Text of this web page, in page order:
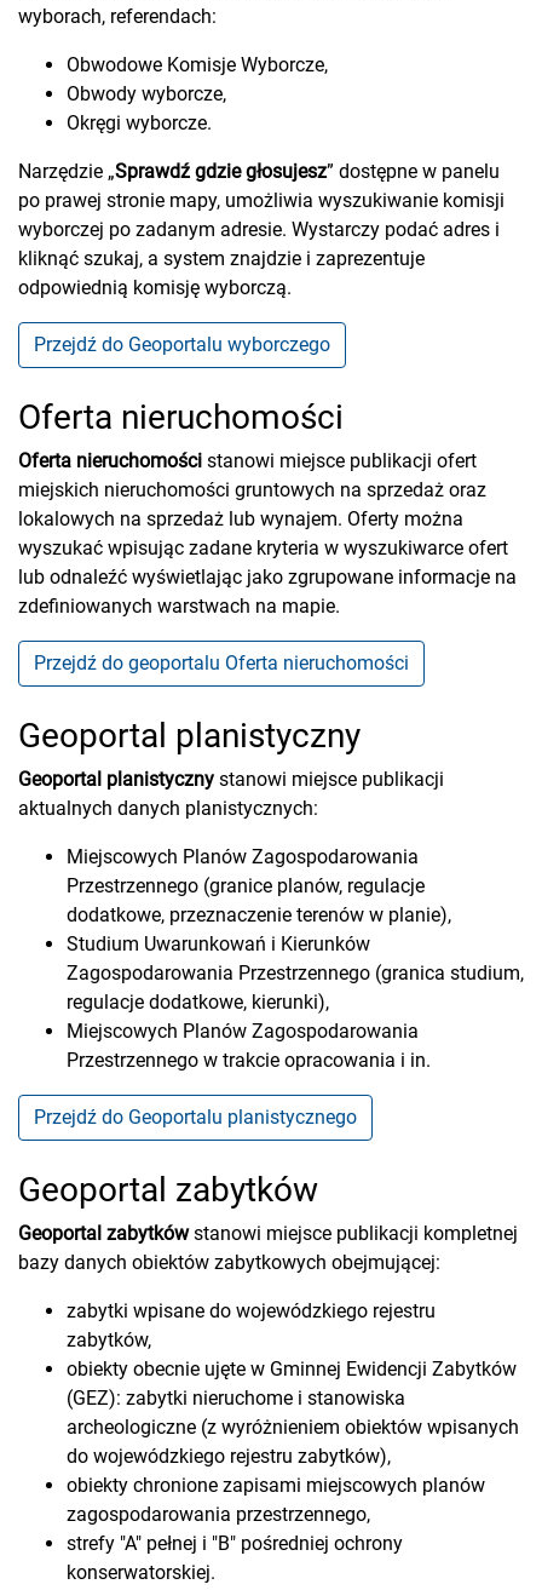
wyborach, referendach:
Obwodowe Komisje Wyborcze,
Obwody wyborcze,
Okręgi wyborcze.
Narzędzie „Sprawdź gdzie głosujesz” dostępne w panelu
po prawej stronie mapy, umożliwia wyszukiwanie komisji
wyborczej po zadanym adresie. Wystarczy podać adres i
kliknąć szukaj, a system znajdzie i zaprezentuje
odpowiednią komisję wyborczą.
Przejdź do Geoportalu wyborczego
Oferta nieruchomości
Oferta nieruchomości stanowi miejsce publikacji ofert
miejskich nieruchomości gruntowych na sprzedaż oraz
lokalowych na sprzedaż lub wynajem. Oferty można
wyszukać wpisując zadane kryteria w wyszukiwarce ofert
lub odnaleźć wyświetlając jako zgrupowane informacje na
zdefiniowanych warstwach na mapie.
Przejdź do geoportalu Oferta nieruchomości
Geoportal planistyczny
Geoportal planistyczny stanowi miejsce publikacji
aktualnych danych planistycznych:
Miejscowych Planów Zagospodarowania
Przestrzennego (granice planów, regulacje
dodatkowe, przeznaczenie terenów w planie),
Studium Uwarunkowań i Kierunków
Zagospodarowania Przestrzennego (granica studium,
regulacje dodatkowe, kierunki),
Miejscowych Planów Zagospodarowania
Przestrzennego w trakcie opracowania i in.
Przejdź do Geoportalu planistycznego
Geoportal zabytków
Geoportal zabytkówstanowi miejsce publikacji kompletnej
bazy danych obiektów zabytkowych obejmującej:
zabytki wpisane do wojewódzkiego rejestru
zabytków,
obiekty obecnie ujęte w Gminnej Ewidencji Zabytków
(GEZ): zabytki nieruchome i stanowiska
archeologiczne (z wyróżnieniem obiektów wpisanych
do wojewódzkiego rejestru zabytków),
obiekty chronione zapisami miejscowych planów
zagospodarowania przestrzennego,
strefy "A" pełnej i "B" pośredniej ochrony
konserwatorskiej.